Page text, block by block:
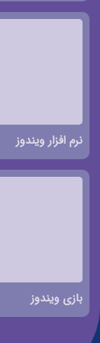
نرم افزار ویندوز
بازی ویندوز